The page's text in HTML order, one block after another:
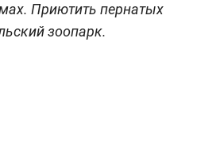
Приютить пернатых
зоопарк.